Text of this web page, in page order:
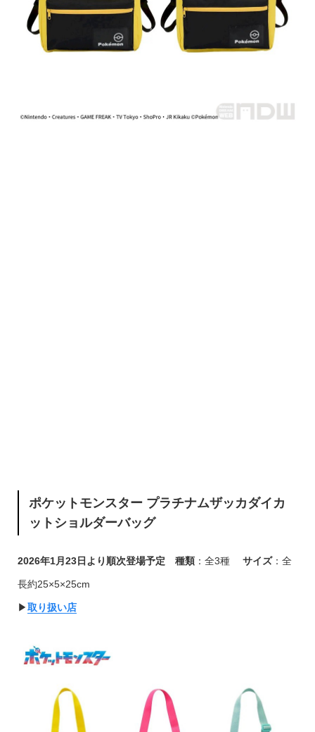
ポケットモンスター プラチナムザッカダイカ
ットショルダーバッグ
2026年1月23日より順次登場予定 種類：全3種 サイズ：全
長約25×5×25cm
▶︎取り扱い店